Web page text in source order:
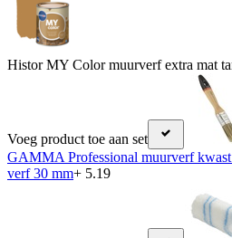
Histor MY Color muurverf extra mat
Voeg product toe aan set
GAMMA Professional muurverf
verf 30 mm+ 5.19